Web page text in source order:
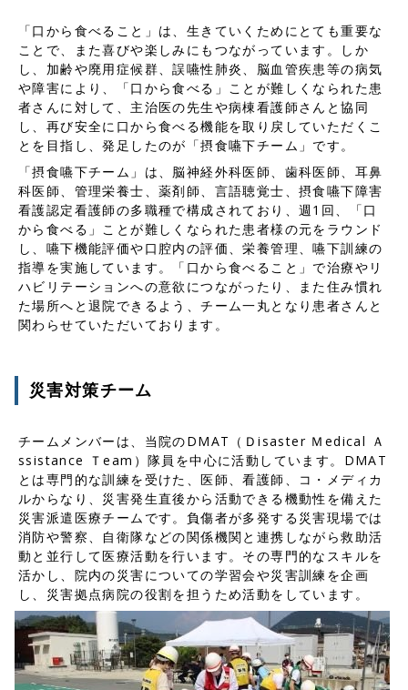
「口から食べること」は、生きていくためにとても重要な
ことで、また喜びや楽しみにもつながっています。しか
し、加齢や廃用症候群、誤嚥性肺炎、脳血管疾患等の病気
や障害により、「口から食べる」ことが難しくなられた患
者さんに対して、主治医の先生や病棟看護師さんと協同
し、再び安全に口から食べる機能を取り戻していただくこ
とを目指し、発足したのが「摂食嚥下チーム」です。
「摂食嚥下チーム」は、脳神経外科医師、歯科医師、耳鼻
科医師、管理栄養士、薬剤師、言語聴覚士、摂食嚥下障害
看護認定看護師の多職種で構成されており、週1回、「口
から食べる」ことが難しくなられた患者様の元をラウンド
し、嚥下機能評価や口腔内の評価、栄養管理、嚥下訓練の
指導を実施しています。「口から食べること」で治療やリ
ハビリテーションへの意欲につながったり、また住み慣れ
た場所へと退院できるよう、チーム一丸となり患者さんと
関わらせていただいております。
災害対策チーム
チームメンバーは、当院のDMAT（Ｄisaster Ｍedical Ａ
ssistance Ｔeam）隊員を中心に活動しています。DMAT
とは専門的な訓練を受けた、医師、看護師、コ・メディカ
ルからなり、災害発生直後から活動できる機動性を備えた
災害派遣医療チームです。負傷者が多発する災害現場では
消防や警察、自衛隊などの関係機関と連携しながら救助活
動と並行して医療活動を行います。その専門的なスキルを
活かし、院内の災害についての学習会や災害訓練を企画
し、災害拠点病院の役割を担うため活動をしています。